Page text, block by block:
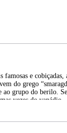
famosas e
do grego
ao grupo do berilo.
vezes do vanádio.